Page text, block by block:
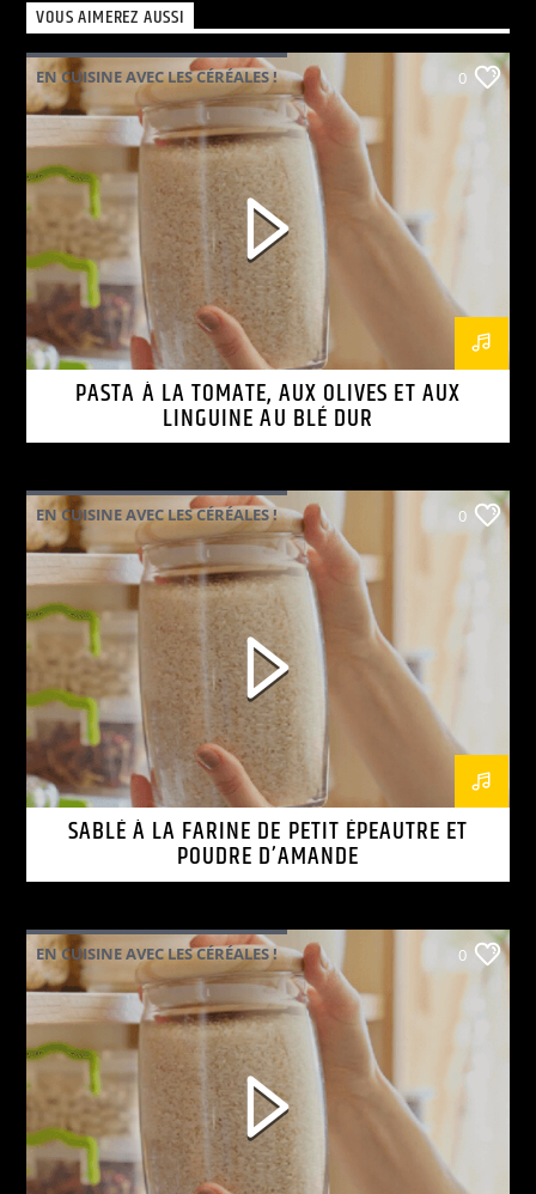
VOUS AIMEREZ AUSSI
EN CUISINE AVEC LES CÉRÉALES ! 0
PASTA À LA TOMATE, AUX OLIVES ET AUX
LINGUINE AU BLÉ DUR
EN CUISINE AVEC LES CÉRÉALES ! 0
SABLÉ À LA FARINE DE PETIT ÉPEAUTRE ET
POUDRE D’AMANDE
EN CUISINE AVEC LES CÉRÉALES ! 0